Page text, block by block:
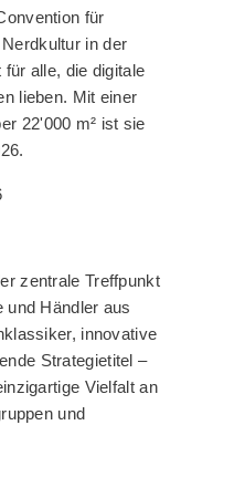
für
in der
alle, die digitale
lieben. Mit einer
22'000 m² ist sie
zentrale Treffpunkt
und Händler aus
innovative
Strategietitel –
Vielfalt an
und